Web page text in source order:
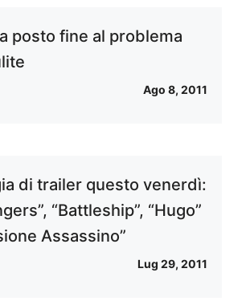
posto fine al problema
Ago 8, 2011
di trailer questo venerdì:
“Battleship”, “Hugo”
Assassino”
Lug 29, 2011